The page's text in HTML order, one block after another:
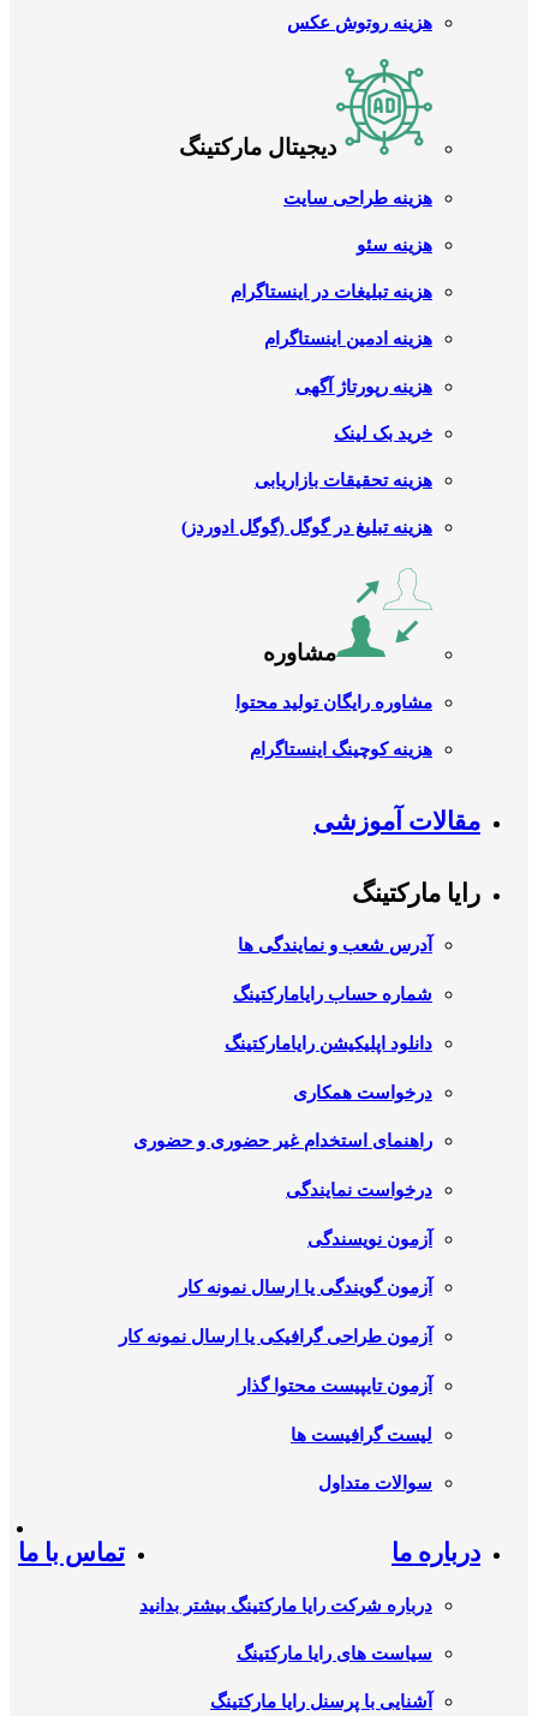
هزینه روتوش عکس
دیجیتال مارکتینگ
هزینه طراحی سایت
هزینه سئو
هزینه تبلیغات در اینستاگرام
هزینه ادمین اینستاگرام
هزینه رپورتاژ آگهی
خرید بک لینک
هزینه تحقیقات بازاریابی
هزینه تبلیغ در گوگل (گوگل ادوردز)
مشاوره
مشاوره رایگان تولید محتوا
هزینه کوچینگ اینستاگرام
مقالات آموزشی
رایا مارکتینگ
آدرس شعب و نمایندگی ها
شماره حساب رایامارکتینگ
دانلود اپلیکیشن رایامارکتینگ
درخواست همکاری
راهنمای استخدام غیر حضوری و حضوری
درخواست نمایندگی
آزمون نویسندگی
آزمون گویندگی یا ارسال نمونه کار
آزمون طراحی گرافیکی یا ارسال نمونه کار
آزمون تایپیست محتوا گذار
لیست گرافیست ها
سوالات متداول
درباره ما
درباره شرکت رایا مارکتینگ بیشتر بدانید
سیاست های رایا مارکتینگ
آشنایی با پرسنل رایا مارکتینگ
تماس با ما